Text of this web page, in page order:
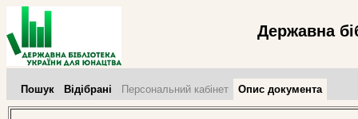
Державна
Пошук Відібрані Персональний кабінет Опис документа